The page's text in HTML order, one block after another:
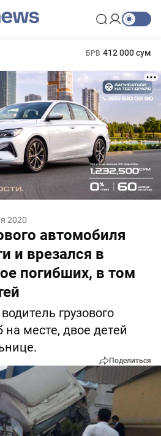
БРВ 412 000 сум
2020
автомобиля
и врезался в
погибших, в том
грузового
месте, двое детей
Поделиться